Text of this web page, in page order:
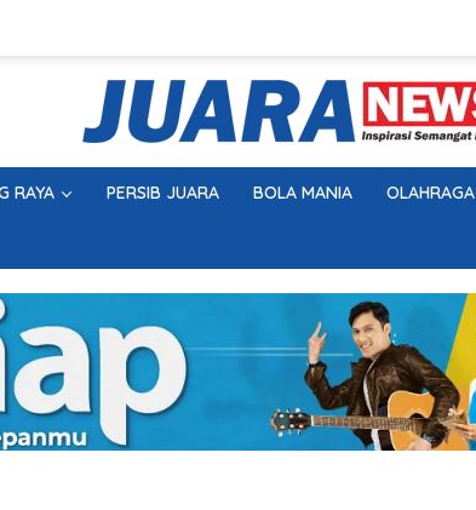
RAYA PERSIB JUARA BOLA MANIA OLAHRAGA